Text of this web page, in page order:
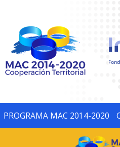
PROGRAMA MAC 2014-2020